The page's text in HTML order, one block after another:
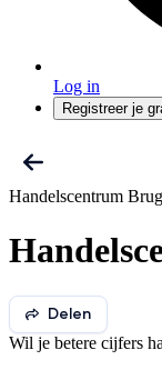
Log in
Registreer je
Handelscentrum
Delen
Wil je betere cijfers